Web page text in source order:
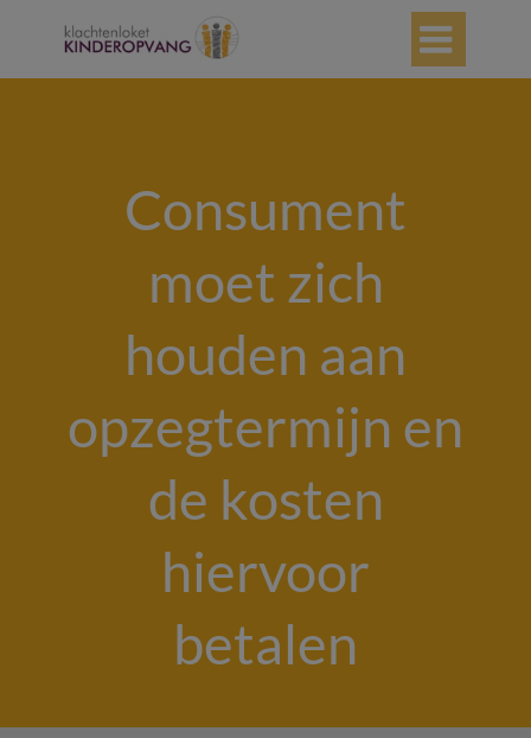

Consument
moet zich
houden aan
opzegtermijn en
de kosten
hiervoor
betalen